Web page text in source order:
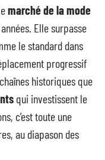
marché de la mode
Elle surpasse
le standard dans
progressif
historiques que
qui investissent le
c’est toute une
au diapason des